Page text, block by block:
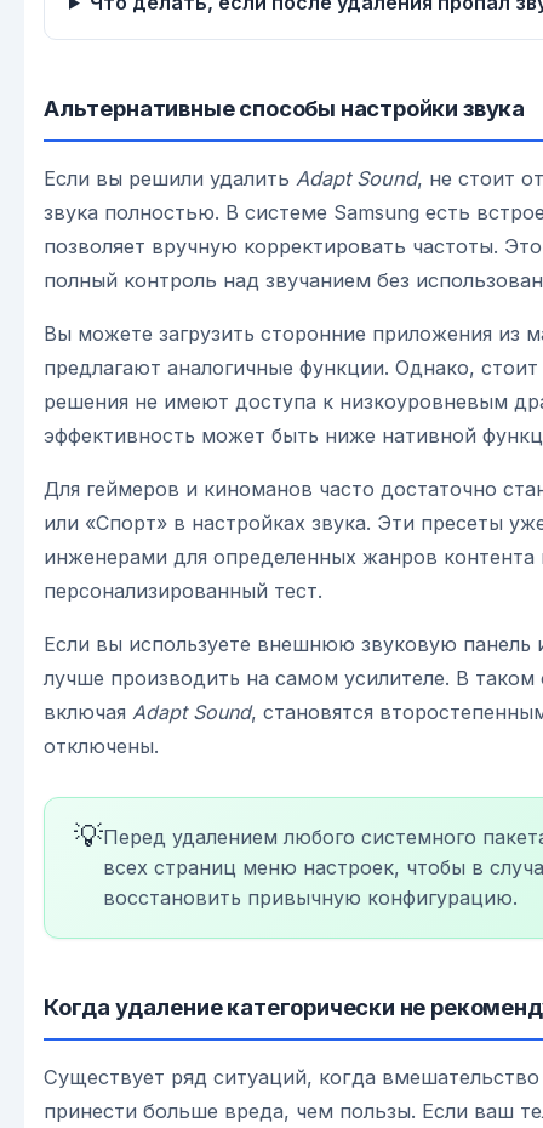
Альтернативные способы настройки звука
Если вы решили удалить Adapt Sound, не стоит
звука полностью. В системе Samsung есть
позволяет вручную корректировать частоты.
полный контроль над звучанием без
Вы можете загрузить сторонние приложения из
предлагают аналогичные функции. Однако,
решения не имеют доступа к низкоуровневым
эффективность может быть ниже нативной
Для геймеров и киноманов часто достаточно
или «Спорт» в настройках звука. Эти пресеты
инженерами для определенных жанров контента
персонализированный тест.
Если вы используете внешнюю звуковую панель
лучше производить на самом усилителе. В таком
включая Adapt Sound, становятся
отключены.
💡Перед удалением любого системного
всех страниц меню настроек, чтобы в
восстановить привычную конфигурацию.
Когда удаление категорически не
Существует ряд ситуаций, когда
принести больше вреда, чем пользы. Если ваш